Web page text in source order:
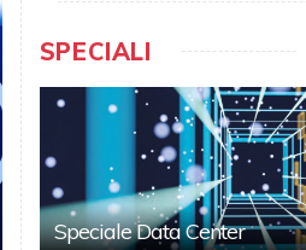
SPECIALI
Speciale Data Center